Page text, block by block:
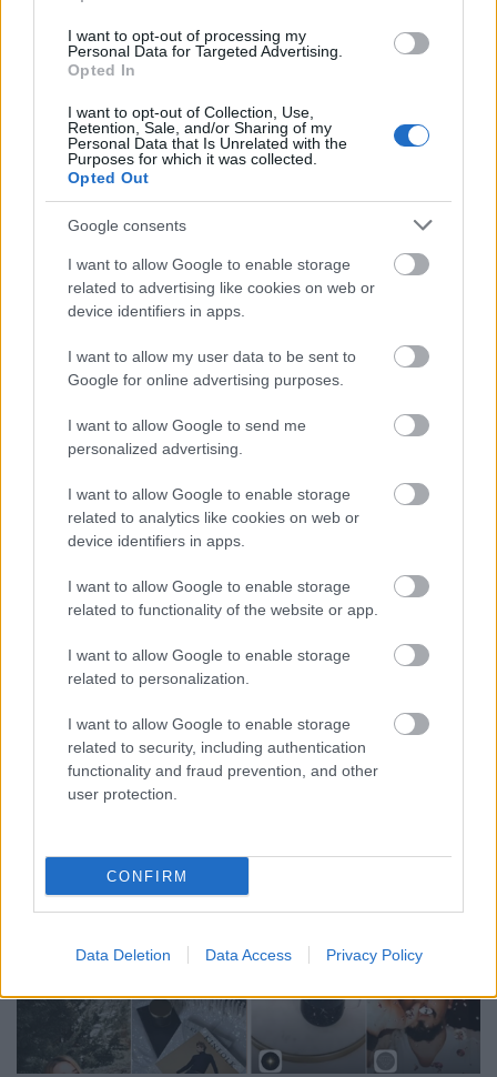
I want to opt-out of processing my
Personal Data for Targeted Advertising.
Opted In
I want to opt-out of Collection, Use,
Retention, Sale, and/or Sharing of my
Personal Data that Is Unrelated with the
Purposes for which it was collected.
Opted Out
Google consents
I want to allow Google to enable storage
related to advertising like cookies on web or
device identifiers in apps.
I want to allow my user data to be sent to
Google for online advertising purposes.
I want to allow Google to send me
personalized advertising.
I want to allow Google to enable storage
related to analytics like cookies on web or
device identifiers in apps.
I want to allow Google to enable storage
related to functionality of the website or app.
I want to allow Google to enable storage
related to personalization.
I want to allow Google to enable storage
related to security, including authentication
functionality and fraud prevention, and other
user protection.
CONFIRM
Data Deletion Data Access Privacy Policy
Vicces (az arccserétől a szimpla torzításokon át
az egészen extrém dolgokig, ahol az arcod az
avokádó magja vagy sombrerot és bajszot
viselsz)
Környezet (igazi vegyesfelvágott)
Állatok (Csiga szeretnél lenni? Jó lenne, ha
kiskutyák ugrálnának a fejeden? A legjobb
Sci-fi és fantázia (lézerszemek, ufók, Naruto,
Pókember és társaik)
Furcsa és ijesztő (Végre itt a lehetőség, hogy a
Teletabik feletti nap a Te arcod lehessen, de
egészen horrorisztikus megjelenést is
választhatsz)
Halloween…)
Rajongás (Joker, Shrek, Minecraft, Thanos,
Charizard, animehősök és minden, amire valaha
vágytál)
Ügyek (itt például Pride témájú filterekkel
A Tallózás alatt olyan lehetőséged is van, hogy „A
léphetsz át. Itt, a